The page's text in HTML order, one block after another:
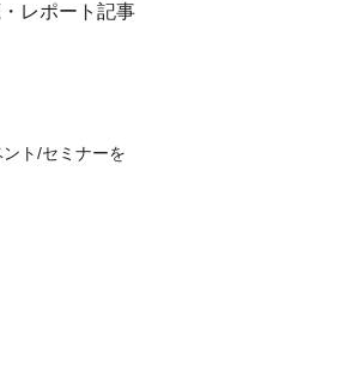
レポート記事
ト/セミナーを